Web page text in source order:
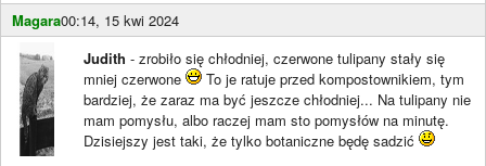
Magara00:14, 15 kwi 2024
Judith - zrobiło się chłodniej, czerwone tulipany stały się
mniej czerwone
To je ratuje przed kompostownikiem, tym
bardziej, że zaraz ma być jeszcze chłodniej... Na tulipany nie
mam pomysłu, albo raczej mam sto pomysłów na minutę.
Dzisiejszy jest taki, że tylko botaniczne będę sadzić